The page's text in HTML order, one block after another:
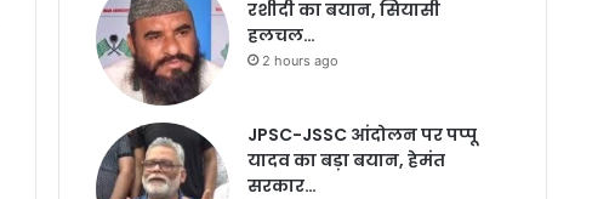
रशीदी का बयान, सियासी
हलचल…
2 hours ago
JPSC-JSSC आंदोलन पर पप्पू
यादव का बड़ा बयान, हेमंत
सरकार…